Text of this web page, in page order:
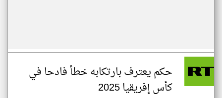
حكم يعترف بارتكابه خطأ فادحا في
كأس إفريقيا 2025